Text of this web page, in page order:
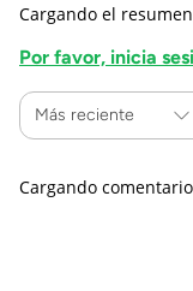
Cargando el
Por favor, inicia
Más reciente
Cargando